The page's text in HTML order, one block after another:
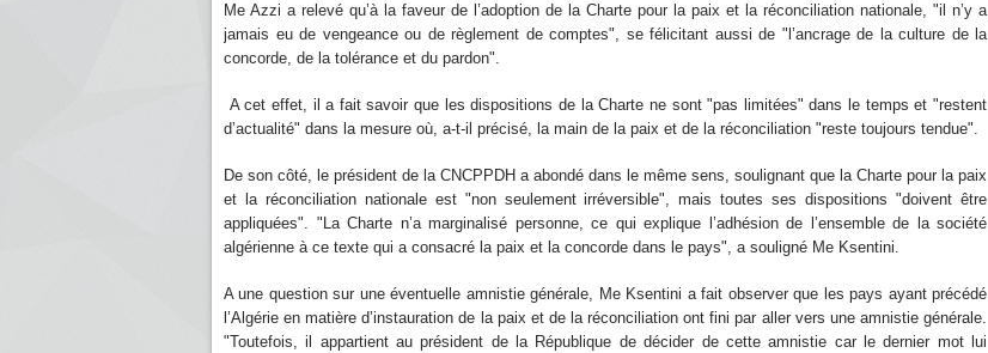
Me Azzi a relevé qu’à la faveur de l’adoption de la Charte pour la paix et la réconciliation nationale, "il n’y a
jamais eu de vengeance ou de règlement de comptes", se félicitant aussi de "l’ancrage de la culture de la
concorde, de la tolérance et du pardon".
A cet effet, il a fait savoir que les dispositions de la Charte ne sont "pas limitées" dans le temps et "restent
d’actualité" dans la mesure où, a-t-il précisé, la main de la paix et de la réconciliation "reste toujours tendue".
De son côté, le président de la CNCPPDH a abondé dans le même sens, soulignant que la Charte pour la paix
et la réconciliation nationale est "non seulement irréversible", mais toutes ses dispositions "doivent être
appliquées". "La Charte n’a marginalisé personne, ce qui explique l’adhésion de l’ensemble de la société
algérienne à ce texte qui a consacré la paix et la concorde dans le pays", a souligné Me Ksentini.
A une question sur une éventuelle amnistie générale, Me Ksentini a fait observer que les pays ayant précédé
l’Algérie en matière d’instauration de la paix et de la réconciliation ont fini par aller vers une amnistie générale.
"Toutefois, il appartient au président de la République de décider de cette amnistie car le dernier mot lui